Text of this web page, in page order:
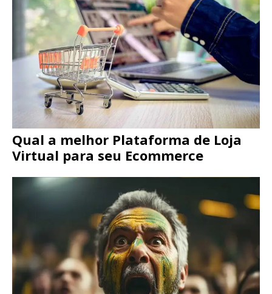
Qual a melhor Plataforma de Loja
Virtual para seu Ecommerce